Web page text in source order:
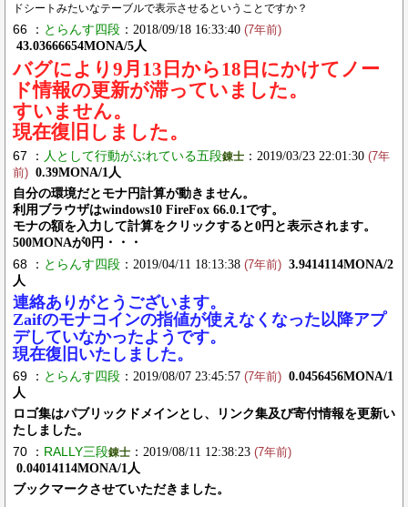
ドシートみたいなテーブルで表示させるということですか？
66 ： とらんす四段 ：2018/09/18 16:33:40 (7年前)
43.03666654MONA/5人
バグにより9月13日から18日にかけてノー
ド情報の更新が滞っていました。
すいません。
現在復旧しました。
67 ： 人として行動がぶれている五段錬士 ：2019/03/23 22:01:30 (7年
前) 0.39MONA/1人
自分の環境だとモナ円計算が動きません。
利用ブラウザはwindows10 FireFox 66.0.1です。
モナの額を入力して計算をクリックすると0円と表示されます。
500MONAが0円・・・
68 ： とらんす四段 ：2019/04/11 18:13:38 (7年前) 3.9414114MONA/2
人
連絡ありがとうございます。
Zaifのモナコインの指値が使えなくなった以降アプ
デしていなかったようです。
現在復旧いたしました。
69 ： とらんす四段 ：2019/08/07 23:45:57 (7年前) 0.0456456MONA/1
人
ロゴ集はパブリックドメインとし、リンク集及び寄付情報を更新い
たしました。
70 ： RALLY三段錬士 ：2019/08/11 12:38:23 (7年前)
0.04014114MONA/1人
ブックマークさせていただきました。